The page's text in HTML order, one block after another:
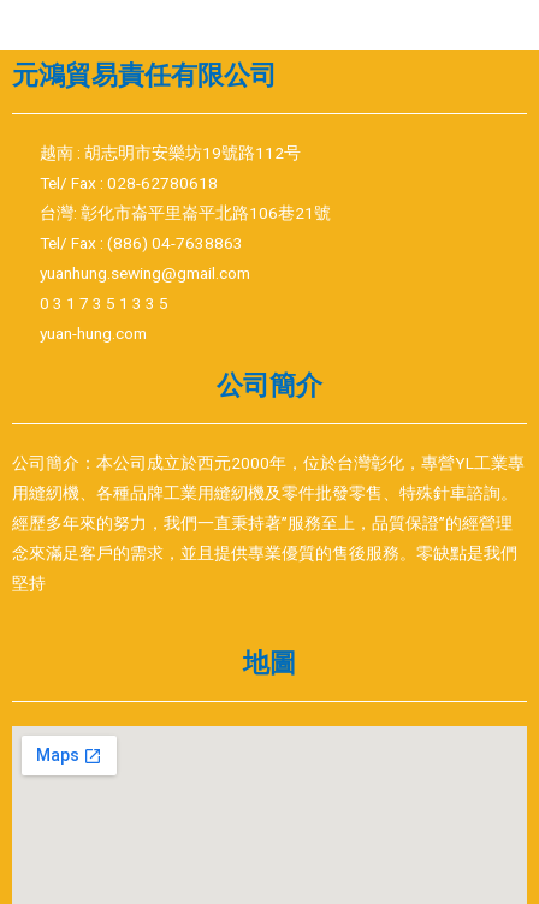
元鴻貿易責任有限公司
越南 : 胡志明市安樂坊19號路112号
Tel/ Fax : 028-62780618
台灣: 彰化市崙平里崙平北路106巷21號
Tel/ Fax : (886) 04-7638863
yuanhung.sewing@gmail.com
0 3 1 7 3 5 1 3 3 5
yuan-hung.com
公司簡介
公司簡介：本公司成立於西元2000年，位於台灣彰化，專營YL工業專
用縫紉機、各種品牌工業用縫紉機及零件批發零售、特殊針車諮詢。
經歷多年來的努力，我們一直秉持著”服務至上，品質保證”的經營理
念來滿足客戶的需求，並且提供專業優質的售後服務。零缺點是我們
堅持
地圖